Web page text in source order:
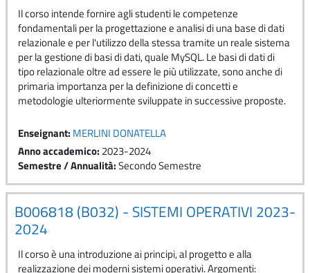
Il corso intende fornire agli studenti le competenze
fondamentali per la progettazione e analisi di una base di dati
relazionale e per l'utilizzo della stessa tramite un reale sistema
per la gestione di basi di dati, quale MySQL. Le basi di dati di
tipo relazionale oltre ad essere le più utilizzate, sono anche di
primaria importanza per la definizione di concetti e
metodologie ulteriormente sviluppate in successive proposte.
Enseignant: MERLINI DONATELLA
Anno accademico: 2023-2024
Semestre / Annualità:Secondo Semestre
B006818 (B032) - SISTEMI OPERATIVI 2023-
2024
Il corso è una introduzione ai principi, al progetto e alla
realizzazione dei moderni sistemi operativi. Argomenti: